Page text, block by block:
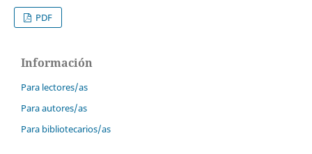
PDF
Información
Para lectores/as
Para autores/as
Para bibliotecarios/as